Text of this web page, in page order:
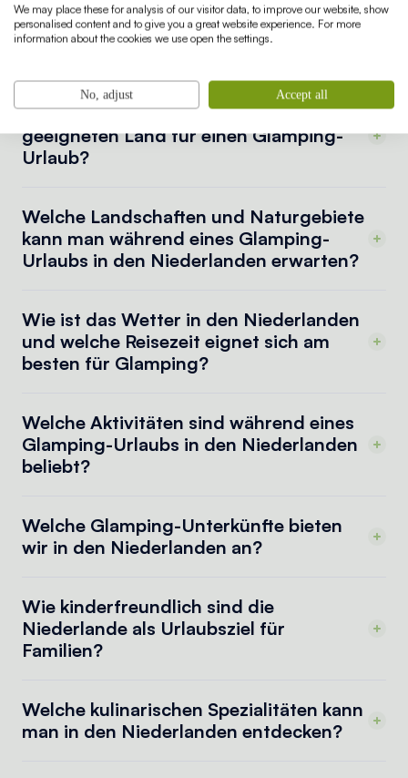
können. In einem komplett ausgestatteten und luxuriösen
Safarizelt genießt du einen wohlverdienten Urlaub!
Was macht die Niederlande zu einem
geeigneten Land für einen Glamping-
Urlaub?
Welche Landschaften und Naturgebiete
kann man während eines Glamping-
Urlaubs in den Niederlanden erwarten?
Wie ist das Wetter in den Niederlanden
und welche Reisezeit eignet sich am
besten für Glamping?
Welche Aktivitäten sind während eines
Glamping-Urlaubs in den Niederlanden
beliebt?
Welche Glamping-Unterkünfte bieten
wir in den Niederlanden an?
Wie kinderfreundlich sind die
Niederlande als Urlaubsziel für
Familien?
Welche kulinarischen Spezialitäten kann
man in den Niederlanden entdecken?
We may place these for analysis of our visitor data, to improve our website, show
personalised content and to give you a great website experience. For more
information about the cookies we use open the settings.
No, adjust Accept all